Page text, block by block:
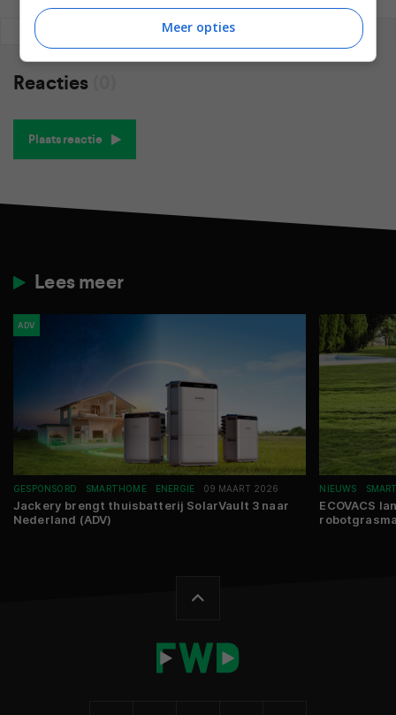
Reacties
Plaats reactie
Lees meer
ADV
GESPONSORD SMARTHOME ENERGIE 09 MAART 2026
Jackery brengt thuisbatterij SolarVault 3 naar
Nederland (ADV)
NIEUWS
ECOVACS
Meer opties